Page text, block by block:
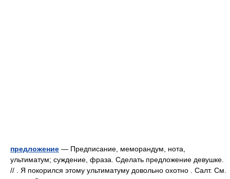
предложение — Предписание, меморандум, нота,
ультиматум; суждение, фраза. Сделать предложение девушке.
// . Я покорился этому ультиматуму довольно охотно . Салт. См.